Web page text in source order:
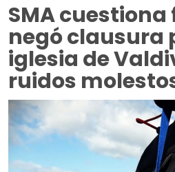
SMA
negó clausura
iglesia de
ruidos